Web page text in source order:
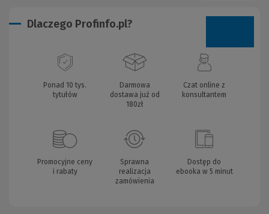
Dlaczego Profinfo.pl?
Ponad 10 tys.
tytułów
Darmowa
dostawa już od
180zł
Czat online z
konsultantem
Promocyjne ceny
i rabaty
Sprawna
realizacja
zamówienia
Dostęp do
ebooka w 5 minut